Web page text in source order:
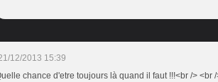
12/2013 15:39
chance d'etre toujours là quand il faut !!!<br /> <br